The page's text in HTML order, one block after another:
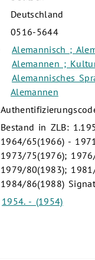
Deutschland
0516-5644
Alemannisch ;
Alemannen ;
Alemannisches
Alemannen
Bestand in ZLB:
1964/65(1966) -
1973/75(1976);
1979/80(1983);
1984/86(1988)
1954. - (1954)